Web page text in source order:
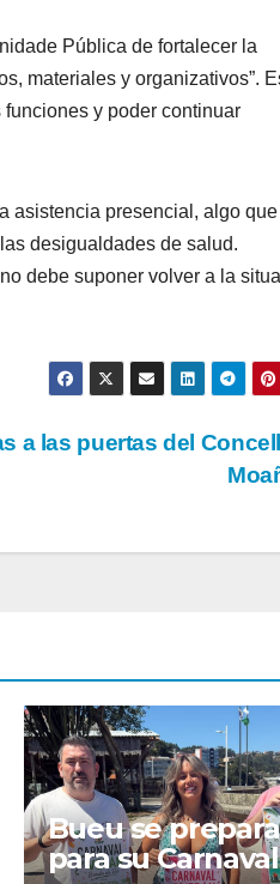
Pública de fortalecer la
materiales y organizativos”.
y poder continuar
asistencia presencial, algo que
desigualdades de salud.
debe suponer volver a la
a las puertas del
Bueu se prepara
para su